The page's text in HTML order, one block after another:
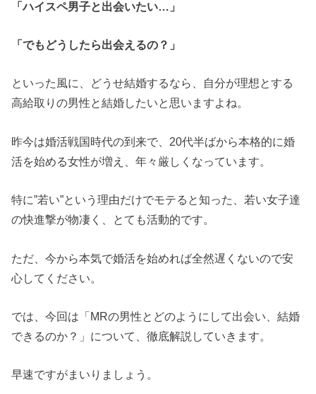
「ハイスペ男子と出会いたい…」
「でもどうしたら出会えるの？」
といった風に、どうせ結婚するなら、自分が理想とする
高給取りの男性と結婚したいと思いますよね。
昨今は婚活戦国時代の到来で、20代半ばから本格的に婚
活を始める女性が増え、年々厳しくなっています。
特に”若い”という理由だけでモテると知った、若い女子達
の快進撃が物凄く、とても活動的です。
ただ、今から本気で婚活を始めれば全然遅くないので安
心してください。
では、今回は「MRの男性とどのようにして出会い、結婚
できるのか？」について、徹底解説していきます。
早速ですがまいりましょう。